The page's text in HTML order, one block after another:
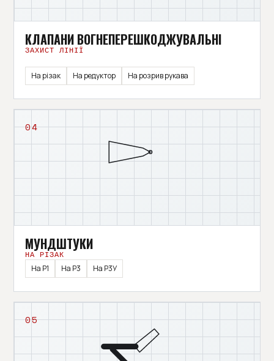
КЛАПАНИ ВОГНЕПЕРЕШКОДЖУВАЛЬНІ
ЗАХИСТ ЛІНІЇ
На різак На редуктор На розрив рукава
04
МУНДШТУКИ
НА РІЗАК
На Р1
На Р3 На Р3У
05